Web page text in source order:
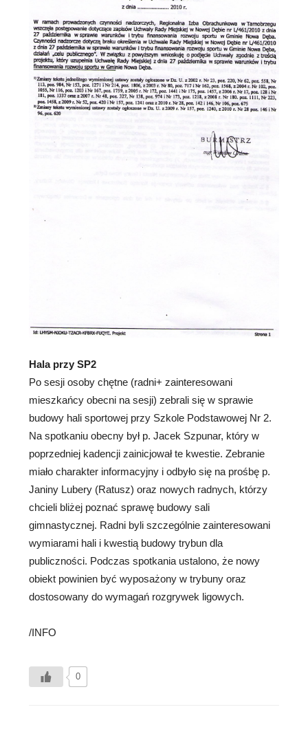
Hala przy SP2
Po sesji osoby chętne (radni+ zainteresowani
mieszkańcy obecni na sesji) zebrali się w sprawie
budowy hali sportowej przy Szkole Podstawowej Nr 2.
Na spotkaniu obecny był p. Jacek Szpunar, który w
poprzedniej kadencji zainicjował te kwestie. Zebranie
miało charakter informacyjny i odbyło się na prośbę p.
Janiny Lubery (Ratusz) oraz nowych radnych, którzy
chcieli bliżej poznać sprawę budowy sali
gimnastycznej. Radni byli szczególnie zainteresowani
wymiarami hali i kwestią budowy trybun dla
publiczności. Podczas spotkania ustalono, że nowy
obiekt powinien być wyposażony w trybuny oraz
dostosowany do wymagań rozgrywek ligowych.
/INFO
0